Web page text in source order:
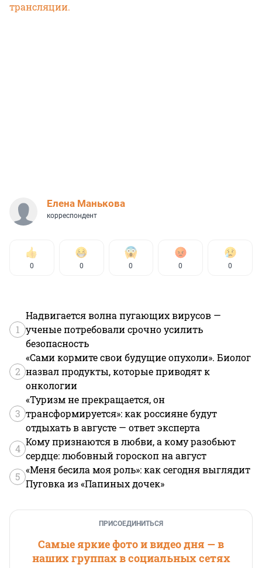
трансляции.
Елена Манькова
корреспондент
0 0 0 0 0
1
Надвигается волна пугающих вирусов —
ученые потребовали срочно усилить
безопасность
2
«Сами кормите свои будущие опухоли». Биолог
назвал продукты, которые приводят к
онкологии
3
«Туризм не прекращается, он
трансформируется»: как россияне будут
отдыхать в августе — ответ эксперта
4
Кому признаются в любви, а кому разобьют
сердце: любовный гороскоп на август
5
«Меня бесила моя роль»: как сегодня выглядит
Пуговка из «Папиных дочек»
ПРИСОЕДИНИТЬСЯ
Самые яркие фото и видео дня — в
наших группах в социальных сетях